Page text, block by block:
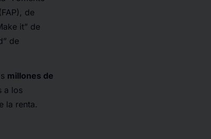
de
it” de
de
millones de
a los
la renta.